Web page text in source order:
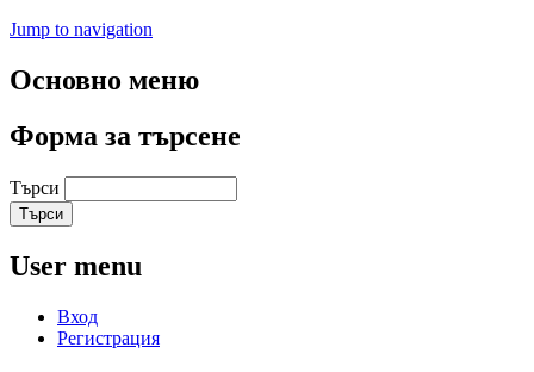
Jump to navigation
Основно меню
Форма за търсене
Търси
User menu
Вход
Регистрация